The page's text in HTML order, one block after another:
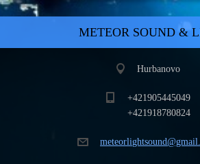
METEOR SOUND &
Hurbanovo
+421905445049
+421918780824
meteorlightsound